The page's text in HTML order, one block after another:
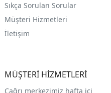
Sıkça Sorulan Sorular
Müşteri Hizmetleri
İletişim
MÜŞTERİ HİZMETLERİ
Çağrı merkezimiz hafta içi